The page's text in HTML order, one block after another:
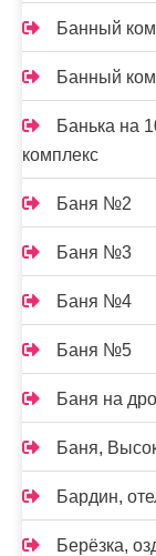
Банный
Банный
Банька на
комплекс
Баня №2
Баня №3
Баня №4
Баня №5
Баня на
Баня,
Бардин,
Берёзка,